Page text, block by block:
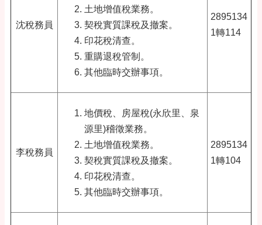
沈稅務員
土地增值稅業務。
契稅實質課稅及撤案。
印花稅清查。
重購退稅管制。
其他臨時交辦事項。
2895134
1轉114
李稅務員
地價稅、房屋稅(永欣里、泉
源里)稽徵業務。
土地增值稅業務。
契稅實質課稅及撤案。
印花稅清查。
其他臨時交辦事項。
2895134
1轉104